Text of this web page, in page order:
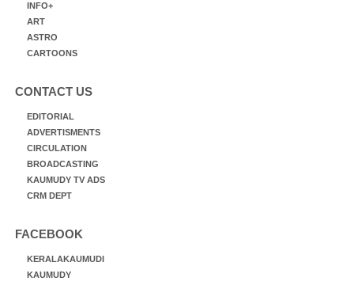
INFO+
ART
ASTRO
CARTOONS
CONTACT US
EDITORIAL
ADVERTISMENTS
CIRCULATION
BROADCASTING
KAUMUDY TV ADS
CRM DEPT
FACEBOOK
KERALAKAUMUDI
KAUMUDY